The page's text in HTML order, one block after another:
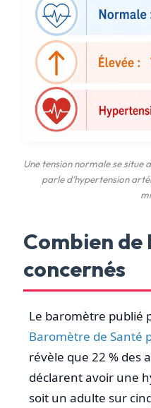
Une tension normale se situe
parle d’hypertension
Combien
concernés
Le baromètre publié
Baromètre de Santé
révèle que 22 % des
déclarent avoir une
soit un adulte sur